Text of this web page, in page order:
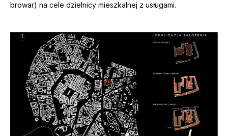
browar) na cele dzielnicy mieszkalnej z usługami.